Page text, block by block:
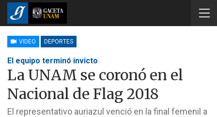
VIDEO DEPORTES
El equipo terminó invicto
La UNAM se coronó en el
Nacional de Flag 2018
El representativo auriazul venció en la final femenil a